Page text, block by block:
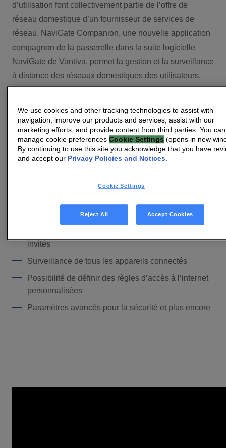
d’utilisation font collectivement partie de l’offre de
réseau domestique d’un fournisseur de services de
réseau. NaviGate Companion, une nouvelle application
compagnon de la passerelle dans la suite logicielle
NaviGate de Vantiva, permet la gestion et la surveillance
à distance des réseaux domestiques des utilisateurs,
ainsi que l’accès à des services à valeur ajoutée offerts
BÉNÉFICES
Navigate Companion™
en 5 caractéristiques
Embarquement facile par QR
invités
Surveillance de tous les appareils connectés
Possibilité de définir des règles d’accès à l’internet
personnalisées
Paramètres avancés pour la sécurité et plus encore
We use cookies and other tracking technologies to assist with
navigation, improve our products and services, assist with our
marketing efforts, and provide content from third parties. You can
manage cookie preferencesCookie Settings (opens in new
By continuing to use this site you acknowledge that you have
and accept our Privacy Policies and Notices.
Cookie Settings
Reject All Accept Cookies